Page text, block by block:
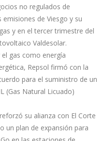
no regulados de
de Viesgo y su
y en el tercer trimestre del
Valdesolar.
gas como energía
Repsol firmó con la
para el suministro de un
(Gas Natural Licuado)
su alianza con El Corte
un plan de expansión para